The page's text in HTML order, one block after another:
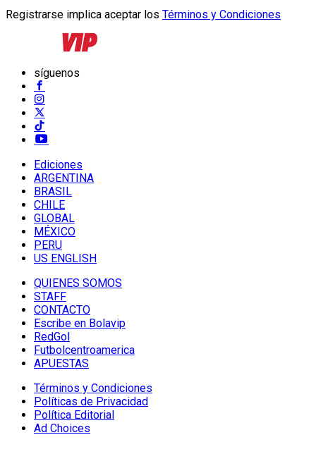
Registrarse implica aceptar los Términos y Condiciones
síguenos
Ediciones
ARGENTINA
BRASIL
CHILE
GLOBAL
MÉXICO
PERU
US ENGLISH
QUIENES SOMOS
STAFF
CONTACTO
Escribe en Bolavip
RedGol
Futbolcentroamerica
APUESTAS
Términos y Condiciones
Políticas de Privacidad
Política Editorial
Ad Choices